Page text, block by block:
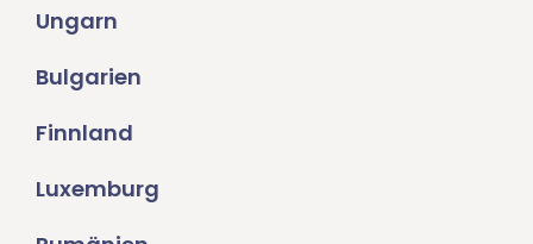
Ungarn
Bulgarien
Finnland
Luxemburg